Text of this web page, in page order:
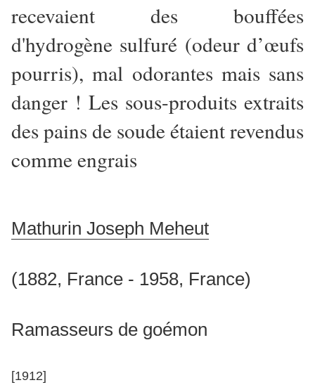
recevaient des bouffées
d'hydrogène sulfuré (odeur d’œufs
pourris), mal odorantes mais sans
danger ! Les sous-produits extraits
des pains de soude étaient revendus
comme engrais
Mathurin Joseph Meheut
(1882, France - 1958, France)
Ramasseurs de goémon
[1912]